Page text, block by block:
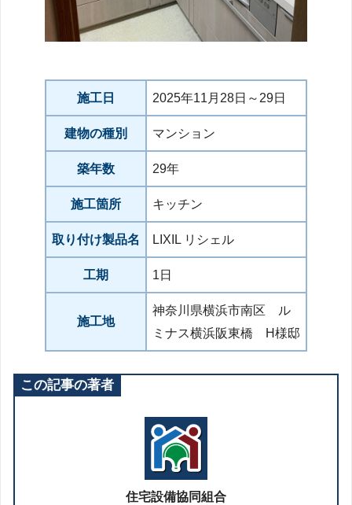
施工日 2025年11月28日～29日
建物の種別 マンション
築年数 29年
施工箇所 キッチン
取り付け製品名 LIXIL リシェル
工期 1日
施工地
神奈川県横浜市南区 ル
ミナス横浜阪東橋 H様邸
この記事の著者
住宅設備協同組合